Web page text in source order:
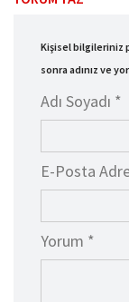
Kişisel bilgileriniz
sonra adınız ve
Adı Soyadı *
E-Posta
Yorum *